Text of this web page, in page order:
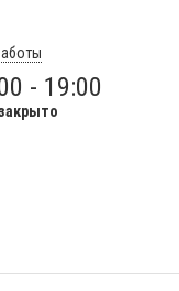
- 19:00